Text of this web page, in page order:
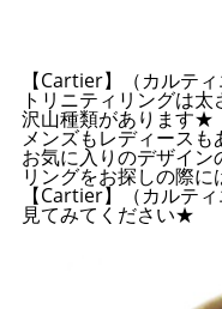
【Cartier】（カルテ
トリニティリングは
沢山種類があります★
メンズもレディースも
お気に入りのデザイ
リングをお探しの際に
【Cartier】（カルテ
見てみてください★